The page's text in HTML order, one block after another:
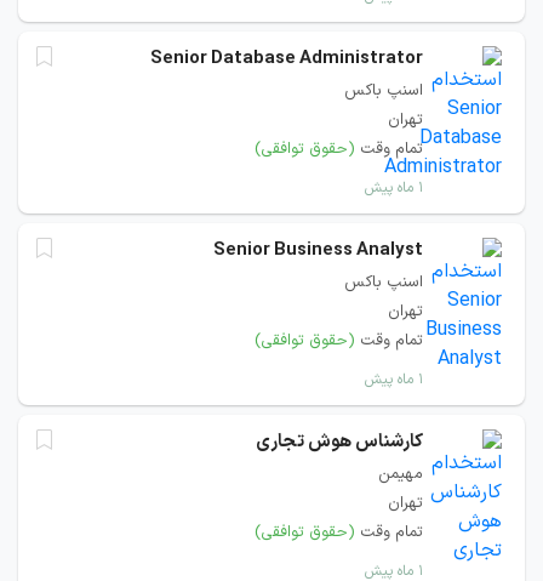
Senior Database Administrator
اسنپ باکس
تهران
تمام وقت (حقوق توافقی)
۱ ماه پیش
Senior Business Analyst
اسنپ باکس
تهران
تمام وقت (حقوق توافقی)
۱ ماه پیش
کارشناس هوش تجاری
مهیمن
تهران
تمام وقت (حقوق توافقی)
۱ ماه پیش